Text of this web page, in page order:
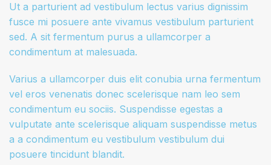
Ut a parturient ad vestibulum lectus varius dignissim
fusce mi posuere ante vivamus vestibulum parturient
sed. A sit fermentum purus a ullamcorper a
condimentum at malesuada.
Varius a ullamcorper duis elit conubia urna fermentum
vel eros venenatis donec scelerisque nam leo sem
condimentum eu sociis. Suspendisse egestas a
vulputate ante scelerisque aliquam suspendisse metus
a a condimentum eu vestibulum vestibulum dui
posuere tincidunt blandit.